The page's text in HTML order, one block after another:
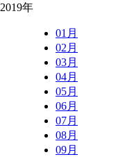
2019年
01月
02月
03月
04月
05月
06月
07月
08月
09月